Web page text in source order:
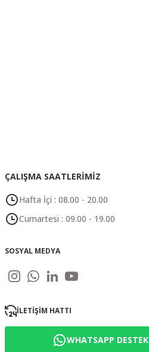
ÇALIŞMA SAATLERİMİZ
Hafta İçi : 08.00 - 20.00
Cumartesi : 09.00 - 19.00
SOSYAL MEDYA
İLETİŞİM HATTI
WHATSAPP DESTEK